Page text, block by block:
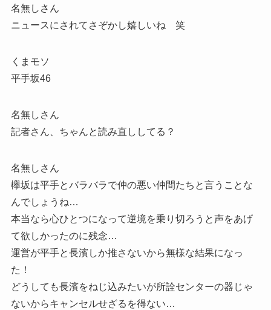
名無しさん
ニュースにされてさぞかし嬉しいね 笑
くまモソ
平手坂46
名無しさん
記者さん、ちゃんと読み直ししてる？
名無しさん
欅坂は平手とバラバラで仲の悪い仲間たちと言うことな
んでしょうね…
本当なら心ひとつになって逆境を乗り切ろうと声をあげ
て欲しかったのに残念…
運営が平手と長濱しか推さないから無様な結果になっ
た！
どうしても長濱をねじ込みたいが所詮センターの器じゃ
ないからキャンセルせざるを得ない…